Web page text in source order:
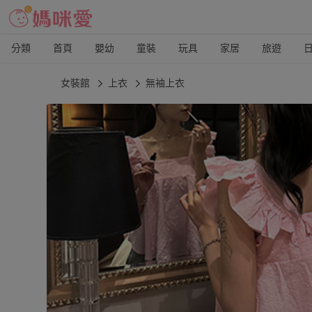
分類 首頁 嬰幼 童裝 玩具 家居 旅遊
女裝館 上衣 無袖上衣